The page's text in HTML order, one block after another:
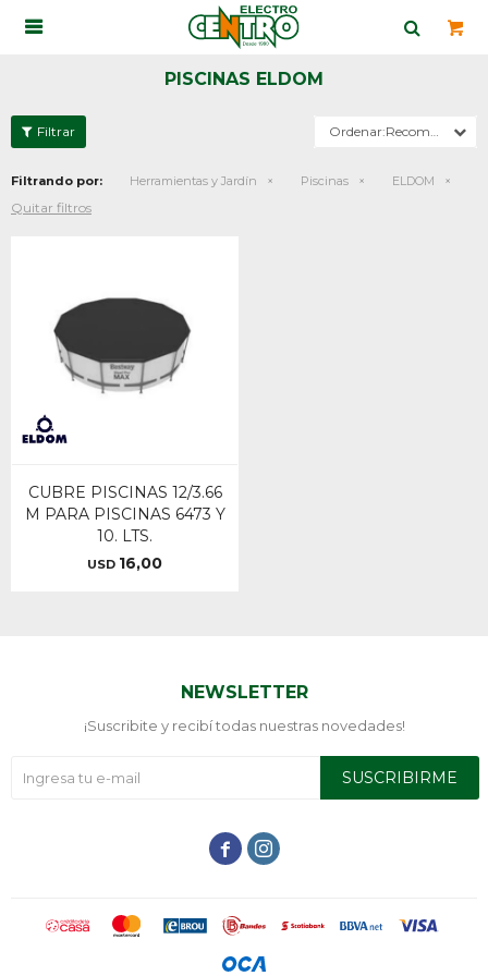

PISCINAS ELDOM
Recomendados
Filtrando por: Herramientas y Jardín Piscinas ELDOM
Quitar filtros
CUBRE PISCINAS 12/3.66
M PARA PISCINAS 6473 Y
10. LTS.
USD 16,00
NEWSLETTER
¡Suscribite y recibí todas nuestras novedades!
SUSCRIBIRME
 